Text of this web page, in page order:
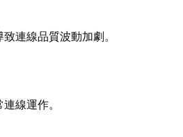
連線品質波動加劇。
線運作。